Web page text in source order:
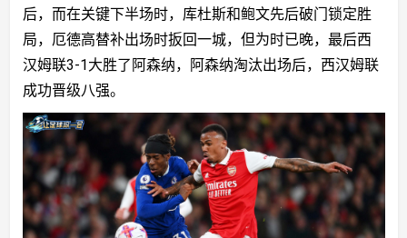
后，而在关键下半场时，库杜斯和鲍文先后破门锁定胜
局，厄德高替补出场时扳回一城，但为时已晚，最后西
汉姆联3-1大胜了阿森纳，阿森纳淘汰出场后，西汉姆联
成功晋级八强。